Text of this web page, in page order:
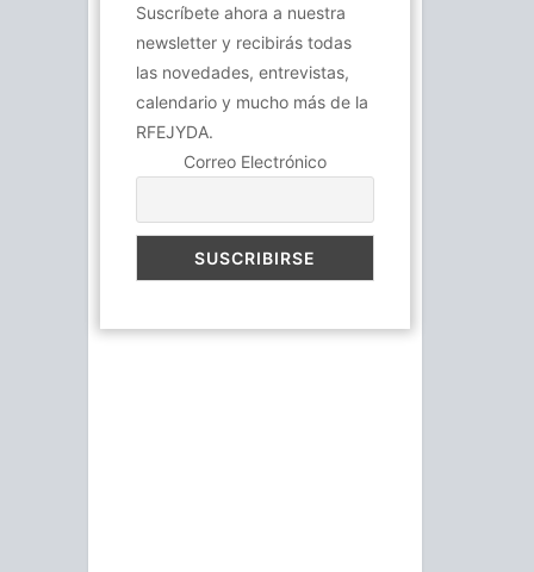
Suscríbete ahora a nuestra
newsletter y recibirás todas
las novedades, entrevistas,
calendario y mucho más de la
RFEJYDA.
Correo Electrónico